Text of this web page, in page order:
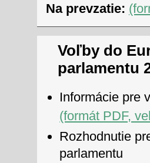
Na prevzatie:
Voľby do
parlamentu
Informácie pre
(formát PDF,
Rozhodnutie
parlamentu